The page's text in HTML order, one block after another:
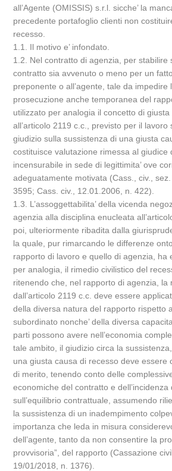
all’Agente (OMISSIS) s.r.l. sicche’ la
precedente portafoglio clienti non
recesso.
1.1. Il motivo e’ infondato.
1.2. Nel contratto di agenzia, per stabilire
contratto sia avvenuto o meno per un
preponente o all’agente, tale da impedire
prosecuzione anche temporanea del
utilizzato per analogia il concetto di giusta
all’articolo 2119 c.c., previsto per il lavoro
giudizio sulla sussistenza di una giusta
costituisce valutazione rimessa al giudice
incensurabile in sede di legittimita’ ove
adeguatamente motivata (Cass., civ., sez.
3595; Cass. civ., 12.01.2006, n. 422).
1.3. L’assoggettabilita’ della vicenda
agenzia alla disciplina enucleata
poi, ulteriormente ribadita dalla
la quale, pur rimarcando le differenze
rapporto di lavoro e quello di agenzia, ha
per analogia, il rimedio civilistico del
ritenendo che, nel rapporto di agenzia, la
dall’articolo 2119 c.c. deve essere
della diversa natura del rapporto rispetto
subordinato nonche’ della diversa
parti possono avere nell’economia
tale ambito, il giudizio circa la
una giusta causa di recesso deve essere
di merito, tenendo conto delle
economiche del contratto e dell’incidenza
sull’equilibrio contrattuale, assumendo
la sussistenza di un inadempimento
importanza che leda in misura
dell’agente, tanto da non consentire la
provvisoria”, del rapporto (Cassazione
19/01/2018, n. 1376).